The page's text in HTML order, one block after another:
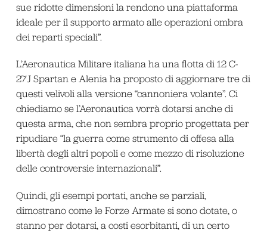
sue ridotte dimensioni la rendono una piattaforma
ideale per il supporto armato alle operazioni ombra
dei reparti speciali”.
L’Aeronautica Militare italiana ha una flotta di 12 C-
27J Spartan e Alenia ha proposto di aggiornare tre di
questi velivoli alla versione “cannoniera volante”. Ci
chiediamo se l’Aeronautica vorrà dotarsi anche di
questa arma, che non sembra proprio progettata per
ripudiare “la guerra come strumento di offesa alla
libertà degli altri popoli e come mezzo di risoluzione
delle controversie internazionali”.
Quindi, gli esempi portati, anche se parziali,
dimostrano come le Forze Armate si sono dotate, o
stanno per dotarsi, a costi esorbitanti, di un certo